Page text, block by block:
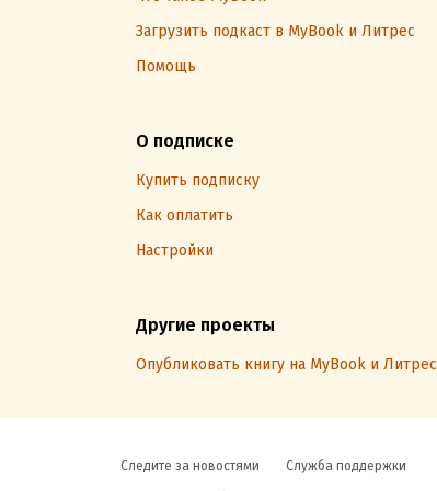
Загрузить подкаст в MyBook и Литрес
Помощь
О подписке
Купить подписку
Как оплатить
Настройки
Другие проекты
Опубликовать книгу на MyBook и Литрес
Следите за новостями Служба поддержки